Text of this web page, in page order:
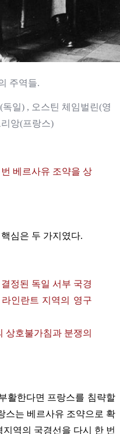
주역들.
일) , 오스틴 체임벌린(영
앙(프랑스)
베르사유 조약을 상
심은 두 가지였다.
정된 독일 서부 국경
인란트 지역의 영구
상호불가침과 분쟁의
활한다면 프랑스를 침략할
스는 베르사유 조약으로 확
역의 국경선을 다시 한 번